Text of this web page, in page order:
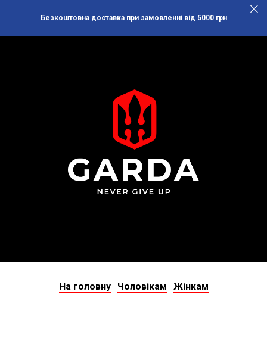
Безкоштовна доставка при замовленні від 5000 грн
На головну | Чоловікам | Жінкам